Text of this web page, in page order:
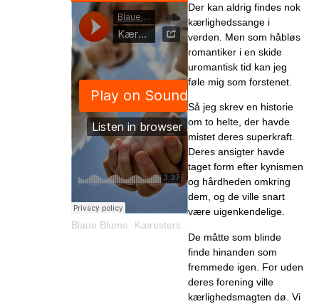
Der kan aldrig findes nok
kærlighedssange i
verden. Men som håbløs
romantiker i en skide
uromantisk tid kan jeg
føle mig som forstenet.
Så jeg skrev en historie
om to helte, der havde
mistet deres superkraft.
Deres ansigter havde
taget form efter kynismen
og hårdheden omkring
dem, og de ville snart
være uigenkendelige.
De måtte som blinde
finde hinanden som
fremmede igen. For uden
deres forening ville
kærlighedsmagten dø. Vi
Blaue Blume · Kærestersangen